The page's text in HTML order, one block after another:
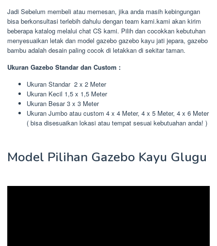
Jadi Sebelum membeli atau memesan, jika anda masih kebingungan
bisa berkonsultasi terlebih dahulu dengan team kami.kami akan kirim
beberapa katalog melalui chat CS kami. Pilih dan cocokkan kebutuhan
menyesuaikan letak dan model gazebo gazebo kayu jati jepara, gazebo
bambu adalah desain paling cocok di letakkan di sekitar taman.
Ukuran Gazebo Standar dan Custom :
Ukuran Standar 2 x 2 Meter
Ukuran Kecil 1,5 x 1,5 Meter
Ukuran Besar 3 x 3 Meter
Ukuran Jumbo atau custom 4 x 4 Meter, 4 x 5 Meter, 4 x 6 Meter
( bisa disesuaikan lokasi atau tempat sesuai kebutuahan anda! )
Model Pilihan Gazebo Kayu Glugu